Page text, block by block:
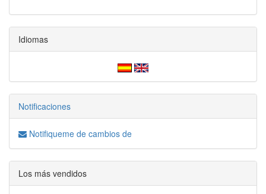
Idiomas
Notificaciones
Notifiqueme de cambios de
Los más vendidos